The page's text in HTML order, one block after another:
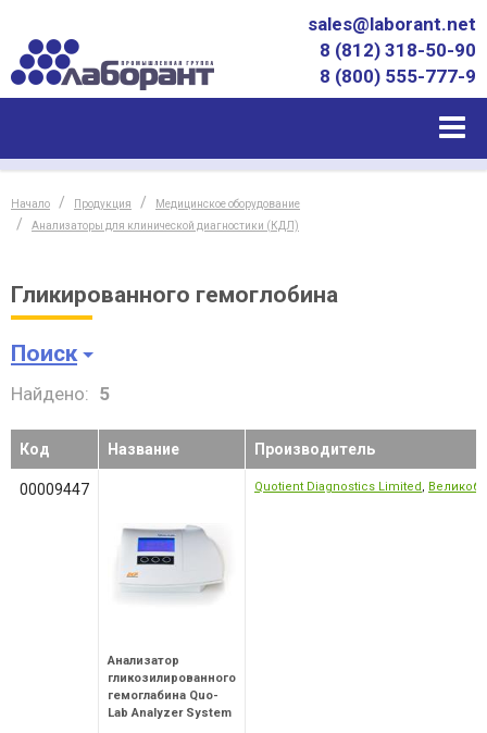
sales@laborant.net
8 (812) 318-50-90
8 (800) 555-777-9
Начало Продукция
Медицинское оборудование
Анализаторы для клинической диагностики (КДЛ)
Гликированного гемоглобина
Поиск
Найдено: 5
Код Название Производитель
00009447
Анализатор
гликозилированного
гемоглабина Quo-
Lab Analyzer System
Quotient Diagnostics Limited,